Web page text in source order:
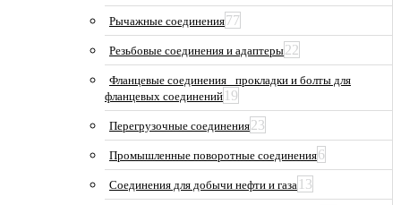
Рычажные соединения77
Резьбовые соединения и адаптеры22
Фланцевые соединения_ прокладки и болты для
фланцевых соединений 19
Перегрузочные соединения23
Промышленные поворотные соединения6
Соединения для добычи нефти и газа 13